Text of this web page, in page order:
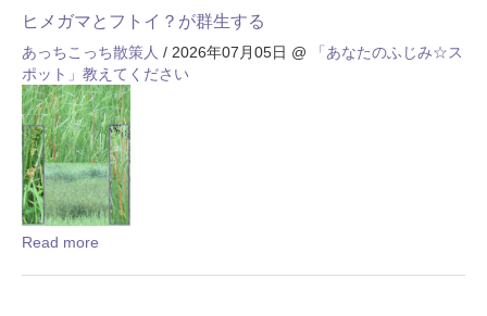
ヒメガマとフトイ？が群生する
あっちこっち散策人 / 2026年07月05日 @
「あなたのふじみ☆ス
ポット」教えてください
Read more